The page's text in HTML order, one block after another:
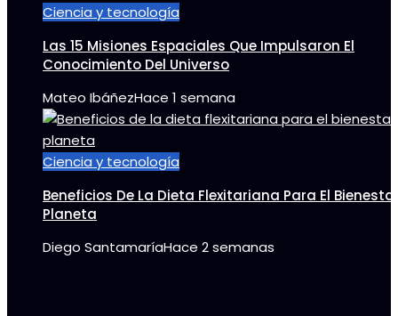
Ciencia y tecnología
Las 15 Misiones Espaciales Que Impulsaron El
Conocimiento Del Universo
Mateo IbáñezHace 1 semana
Ciencia y tecnología
Beneficios De La Dieta Flexitariana Para El Bienestar
Planeta
Diego SantamaríaHace 2 semanas